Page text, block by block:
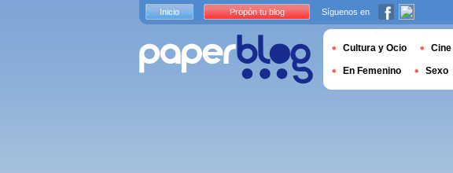
Inicio Propón tu blog Síguenos en
Cultura y Ocio Cine
En Femenino Sexo